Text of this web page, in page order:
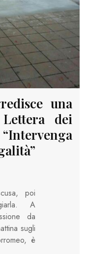
una
dei
poi
A
da
sugli
è